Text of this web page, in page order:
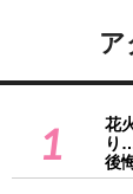
1
花
り
後